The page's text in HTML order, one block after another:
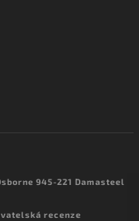
945-221 Damasteel
recenze